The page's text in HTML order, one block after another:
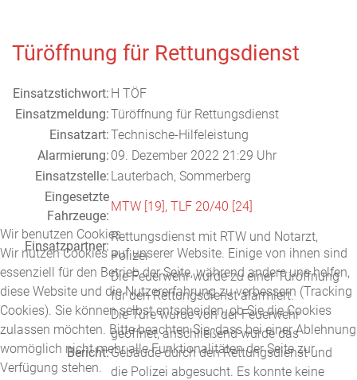
Türöffnung für Rettungsdienst
Einsatzstichwort: H TÖF
Einsatzmeldung:Türöffnung für Rettungsdienst
Einsatzart:Technische-Hilfeleistung
Alarmierung: 09. Dezember 2022 21:29 Uhr
Einsatzstelle: Lauterbach, Sommerberg
Eingesetzte
Fahrzeuge:
MTW [19], TLF 20/40 [24]
Einsatzpartner:
Rettungsdienst mit RTW und Notarzt,
Polizei
Bericht:
Die Feuerwehr wurde zu einer Türöffnung
für den Rettungsdienst alarmiert.
Die Türe wurde von der Feuerwehr
geöffnet, anschließend wurde das
Gebäude durch den Rettungsdienst und
die Polizei abgesucht. Es konnte keine
Wir benutzen Cookies
Wir nutzen Cookies auf unserer Website. Einige von ihnen sind
essenziell für den Betrieb der Seite, während andere uns helfen,
diese Website und die Nutzererfahrung zu verbessern (Tracking
Cookies). Sie können selbst entscheiden, ob Sie die Cookies
zulassen möchten. Bitte beachten Sie, dass bei einer Ablehnung
womöglich nicht mehr alle Funktionalitäten der Seite zur
Verfügung stehen.